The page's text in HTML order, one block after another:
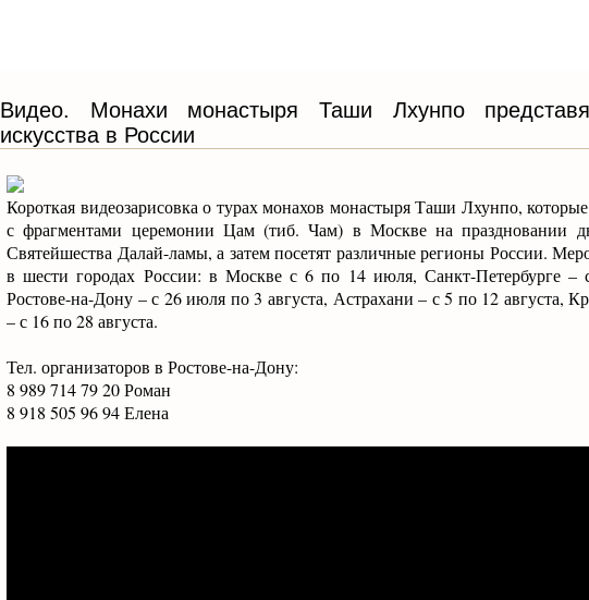
Видео. Монахи монастыря Таши Лхунпо
искусства в России
Короткая видеозарисовка о турах монахов монастыря Таши Лхунпо,
с фрагментами церемонии Цам (тиб. Чам) в Москве на праздновании
Святейшества Далай-ламы, а затем посетят различные регионы России.
в шести городах России: в Москве с 6 по 14 июля, Санкт-Петербурге
Ростове-на-Дону – с 26 июля по 3 августа, Астрахани – с 5 по 12 августа,
– с 16 по 28 августа.
Тел. организаторов в Ростове-на-Дону:
8 989 714 79 20 Роман
8 918 505 96 94 Елена